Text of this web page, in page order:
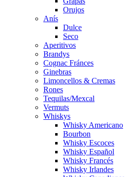
Orujos
Anís
Dulce
Seco
Aperitivos
Brandys
Cognac Fránces
Ginebras
Limoncellos & Cremas
Rones
Tequilas/Mexcal
Vermuts
Whiskys
Whisky Americano
Bourbon
Whisky Escoces
Whisky Español
Whisky Francés
Whisky Irlandes